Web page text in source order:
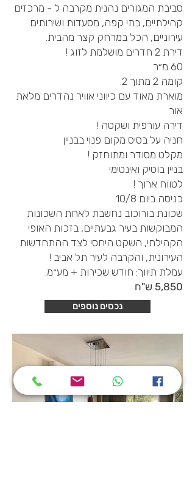
סביבת המגורים נהנית מקרבה ל - מרכזים
קהילתיים, בתי קפה, מסעדות ושירותים
עירוניים, הכל במרחק קצר מהבית.
דירת 2 חדרים מושלמת לזוג !
60 מ״ר
קומה 2 מתוך 2.
מוארת מאוד עם כיווני אוויר נהדרים מלאת
אור
דירה עורפית ושקטה !
חניה על בסיס מקום פנוי בבניין
מקלט מסודר ומתוחזק !
בניין בוטיק ואינטימי
לטווח ארוך !
כניסה ביום 10/8.
שכונת בורוכוב נחשבת לאחת השכונות
המבוקשות בעיר גבעתיים, בזכות האופי
הקהילתי, השקט היחסי לצד ההתחדשות
העירונית, והקרבה לעיר תל אביב !
עמלת תיווך: חודש שכירות + מע״מ.
5,850 ש"ח
נכסים נוספים